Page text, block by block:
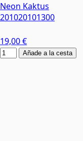
Neon Kaktus
201020101300
19,00 €
Añade a la cesta